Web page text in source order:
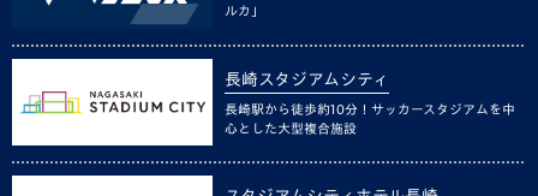
ルカ」
長崎スタジアムシティ
長崎駅から徒歩約10分！サッカースタジアムを中
心とした大型複合施設